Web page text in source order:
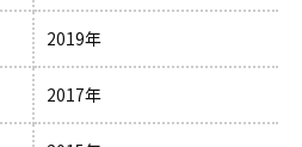
2019年
2017年